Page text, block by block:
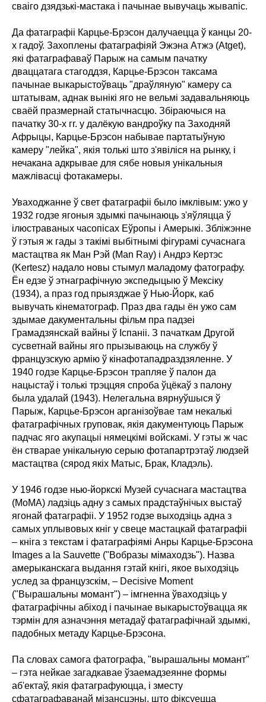
сваіго дзядзькі-мастака і пачынае вывучаць жывапіс.
Да фатаграфіі Карцье-Брэсон далучаецца ў канцы 20-
х гадоў. Захоплены фатаграфіяй Эжэна Атжэ (Atget),
які фатаграфаваў Парыж на самым пачатку
дваццатага стагоддзя, Карцье-Брэсон таксама
пачынае выкарыстоўваць "драўляную" камеру са
штатывам, аднак вынікі яго не вельмі задавальняюць
сваёй празмернай статычнасцю. Збіраючыся на
пачатку 30-х гг. у далёкую вандроўку па Заходняй
Афрыцы, Карцье-Брэсон набывае партатыўную
камеру "лейка", якія толькі што з'явіліся на рынку, і
нечакана адкрывае для сябе новыя унікальныя
мажлівасці фотакамеры.
Уваходжанне ў свет фатаграфіі было імклівым: ужо у
1932 годзе ягоныя здымкі пачынаюць з'яўляцца ў
ілюстраваных часопісах Еўропы і Амерыкі. Збліжэнне
ў гэтыя ж гады з такімі выбітнымі фігурамі сучаснага
мастацтва як Ман Рэй (Man Ray) і Андрэ Кертэс
(Kertesz) надало новы стымул маладому фатографу.
Ён едзе ў этнаграфічную экспедыцыю ў Мексіку
(1934), а праз год прыязджае ў Нью-Йорк, каб
вывучать кінематограф. Праз два гады ён ужо сам
здымае дакументальны фільм пра падзеі
Грамадзянскай вайны ў Іспаніі. З пачаткам Другой
сусветнай вайны яго прызываюць на службу ў
французскую армію ў кінафотападраздзяленне. У
1940 годзе Карцье-Брэсон трапляе ў палон да
нацыстаў і толькі трэццяя спроба ўцёкаў з палону
была удалай (1943). Нелегальна вярнуўшыся ў
Парыж, Карцье-Брэсон арганізоўвае там некалькі
фатаграфічных груповак, якія дакументуюць Парыж
падчас яго акупацыі нямецкімі войскамі. У гэты ж час
ён стварае унікальную серыю фотапартрэтаў людзей
мастацтва (сярод якіх Матыс, Брак, Кладэль).
У 1946 годзе нью-йоркскі Музей сучаснага мастацтва
(МоМА) ладзіць адну з самых прадстаўнічых выстаў
ягонай фатаграфіі. У 1952 годзе выходзіць адна з
самых уплывовых кніг у свеце мастацкай фатаграфіі
– кніга з текстам і фатаграфіямі Анры Карцье-Брэсона
Images а la Sauvette ("Вобразы мімаходзь"). Назва
амерыканскага выдання гэтай кнігі, якое выходзіць
услед за французскім, – Decisive Moment
("Вырашальны момант") – імгненна ўваходзіць у
фатаграфічны абіход і пачынае выкарыстоўвацца як
тэрмін для азначэння метадаў фатаграфічнай здымкі,
падобных метаду Карцье-Брэсона.
Па словах самога фатографа, "вырашальны момант"
– гэта нейкае загадкавае ўзаемадзеянне формы
аб'ектаў, якія фатаграфуюцца, і зместу
сфатаграфаванай мізансцэны, што фіксуецца